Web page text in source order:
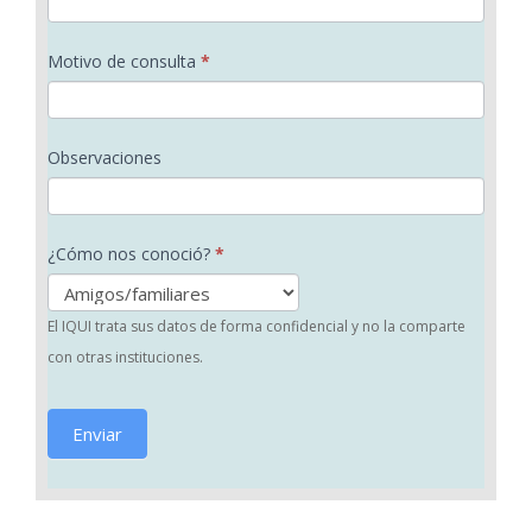
tMotivo de consulta *
Observaciones
¿Cómo nos conoció? *
El IQUI trata sus datos de forma confidencial y no la comparte
con otras instituciones.
Enviar